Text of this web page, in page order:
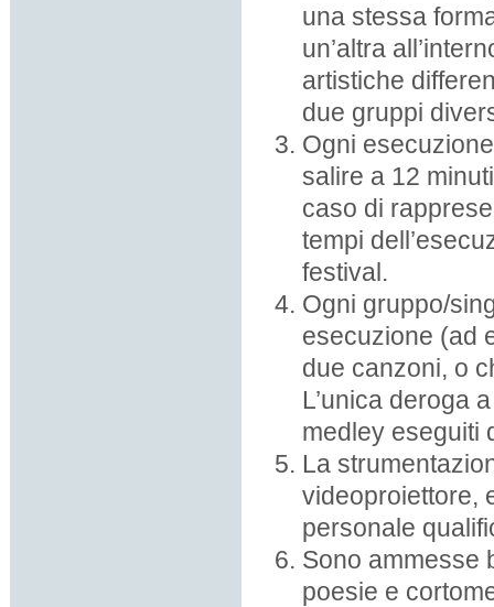
una stessa
un’altra
artistiche
due gruppi
Ogni
salire a 12
caso di
tempi
festival.
Ogni gruppo/
esecuzione (ad
due canzoni, o
L’unica deroga
medley eseguiti
La
videoproiettore,
personale
Sono ammesse
poesie e